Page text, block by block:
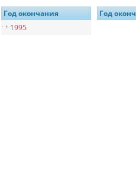
Год окончания Год
1995